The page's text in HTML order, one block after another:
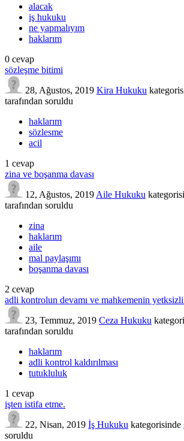
alacak
iş hukuku
ne yapmalıyım
haklarım
0 cevap
sözleşme bitimi
28, Ağustos, 2019 Kira Hukuku
tarafından soruldu
haklarım
sözlesme
acil
1 cevap
zina ve boşanma davası
12, Ağustos, 2019 Aile Hukuku
tarafından soruldu
zina
haklarım
aile
mal paylaşımı
boşanma davası
2 cevap
adli kontrolun devamı ve mahkemenin
23, Temmuz, 2019 Ceza Hukuku
tarafından soruldu
haklarım
adli kontrol kaldırılması
tutukluluk
1 cevap
işten istifa etme.
22, Nisan, 2019 İş Hukuku kategorisinde
soruldu